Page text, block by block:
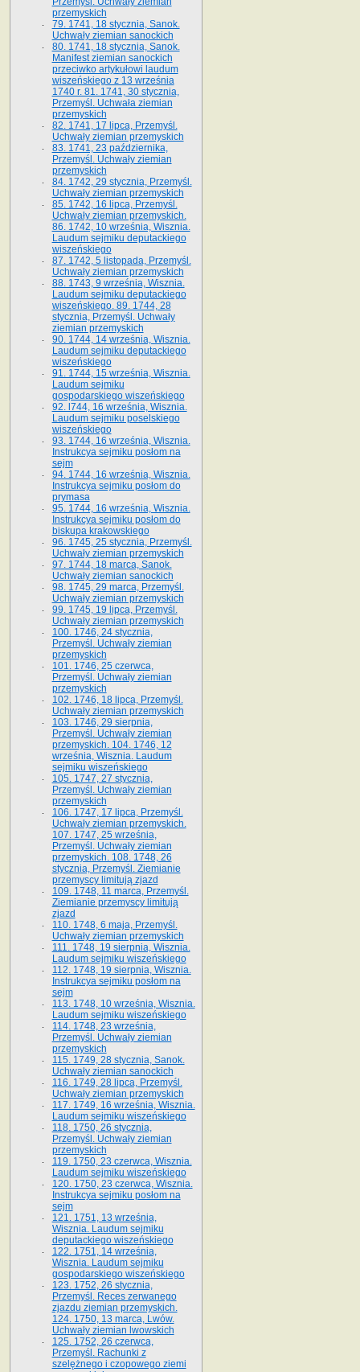
przemyskich
79. 1741, 18 stycznia, Sanok.
Uchwały ziemian sanockich
80. 1741, 18 stycznia, Sanok.
Manifest ziemian sanockich
przeciwko artykułowi laudum
wiszeńskiego z 13 wrze­śnia
1740 r. 81. 1741, 30 stycznia,
Przemyśl. Uchwała ziemian
przemyskich
82. 1741, 17 lipca, Przemyśl.
Uchwały ziemian przemyskich
83. 1741, 23 października,
Przemyśl. Uchwały ziemian
przemyskich
84. 1742, 29 stycznia, Przemyśl.
Uchwały ziemian przemyskich
85. 1742, 16 lipca, Przemyśl.
Uchwały ziemian przemyskich.
86. 1742, 10 września, Wisznia.
Laudum sejmiku deputackiego
wiszeńskiego
87. 1742, 5 listopada, Przemyśl.
Uchwały ziemian przemyskich
88. 1743, 9 września, Wisznia.
Laudum sejmiku deputackiego
wiszeńskiego. 89. 1744, 28
stycznia, Przemyśl. Uchwały
ziemian przemyskich
90. 1744, 14 września, Wisznia.
Laudum sejmiku deputackiego
wiszeńskiego
91. 1744, 15 września, Wisznia.
Laudum sejmiku
gospodarskiego wiszeńskiego
92. l744, 16 września, Wisznia.
Laudum sejmiku poselskiego
wiszeńskiego
93. 1744, 16 września, Wisznia.
Instrukcya sejmiku posłom na
sejm
94. 1744, 16 września, Wisznia.
Instrukcya sejmiku posłom do
prymasa
95. 1744, 16 września, Wisznia.
Instrukcya sejmiku posłom do
biskupa krakowskiego
96. 1745, 25 stycznia, Przemyśl.
Uchwały ziemian przemyskich
97. 1744, 18 marca, Sanok.
Uchwały ziemian sanockich
98. 1745, 29 marca, Przemyśl.
Uchwały ziemian przemyskich
99. 1745, 19 lipca, Przemyśl.
Uchwały ziemian przemyskich
100. 1746, 24 stycznia,
Przemyśl. Uchwały ziemian
przemyskich
101. 1746, 25 czerwca,
Przemyśl. Uchwały ziemian
przemyskich
102. 1746, 18 lipca, Przemyśl.
Uchwały ziemian przemyskich
103. 1746, 29 sierpnia,
Przemyśl. Uchwały ziemian
przemyskich. 104. 1746, 12
września, Wisznia. Laudum
sejmiku wiszeńskiego
105. 1747, 27 stycznia,
Przemyśl. Uchwały ziemian
przemyskich
106. 1747, 17 lipca, Przemyśl.
Uchwały ziemian przemyskich.
107. 1747, 25 września,
Przemyśl. Uchwały ziemian
przemyskich. 108. 1748, 26
stycznia, Przemyśl. Ziemianie
przemyscy limitują zjazd
109. 1748, 11 marca, Przemyśl.
Ziemianie przemyscy limitują
zjazd
110. 1748, 6 maja, Przemyśl.
Uchwały ziemian przemyskich
111. 1748, 19 sierpnia, Wisznia.
Laudum sejmiku wiszeńskiego
112. 1748, 19 sierpnia, Wisznia.
Instrukcya sejmiku posłom na
sejm
113. 1748, 10 września, Wisznia.
Laudum sejmiku wiszeńskiego
114. 1748, 23 września,
Przemyśl. Uchwały ziemian
przemyskich
115. 1749, 28 stycznia, Sanok.
Uchwały ziemian sanockich
116. 1749, 28 lipca, Przemyśl.
Uchwały ziemian przemyskich
117. 1749, 16 września, Wisznia.
Laudum sejmiku wiszeńskiego
118. 1750, 26 stycznia,
Przemyśl. Uchwały ziemian
przemyskich
119. 1750, 23 czerwca, Wisznia.
Laudum sejmiku wiszeńskiego
120. 1750, 23 czerwca, Wisznia.
Instrukcya sejmiku posłom na
sejm
121. 1751, 13 września,
Wisznia. Laudum sejmiku
deputackiego wiszeńskiego
122. 1751, 14 września,
Wisznia. Laudum sejmiku
gospodarskiego wiszeńskiego
123. 1752, 26 stycznia,
Przemyśl. Reces zerwanego
zjazdu ziemian przemyskich.
124. 1750, 13 marca, Lwów.
Uchwały ziemian lwowskich
125. 1752, 26 czerwca,
Przemyśl. Rachunki z
szelężnego i czopowego ziemi